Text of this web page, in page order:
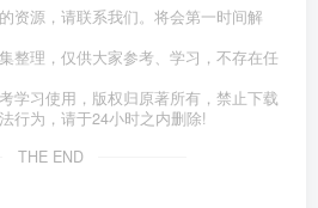
资源，请联系我们。将会第一时间解
整理，仅供大家参考、学习，不存在任
学习使用，版权归原著所有，禁止下载
行为，请于24小时之内删除!
THE END